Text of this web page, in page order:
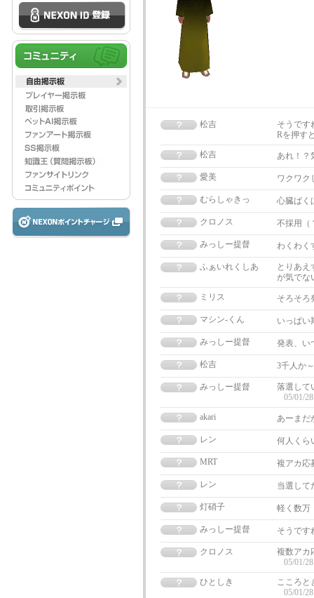
松吉
そうです
Rを押す
松吉
あれ！？
愛美 ワクワク
むらしゃきっ 心臓ばく
クロノス 不採用（
みっしー提督 わくわく
ふぁいれくしあ
とりあえ
が気でな
ミリス
そろそろ
マシン-くん いっぱい
みっしー提督 発表、い
松吉 3千人か
みっしー提督
落選して
05/01/
akari
あーまだ
レン 何人くら
MRT 複アカ応
レン 当選して
灯硝子 軽く数万
みっしー提督 そうです
クロノス
複数アカ
05/01/
ひとしき
こころと
05/01/